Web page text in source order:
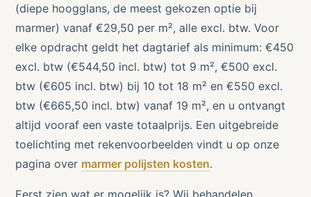
(diepe hoogglans, de meest gekozen optie bij
marmer) vanaf €29,50 per m², alle excl. btw. Voor
elke opdracht geldt het dagtarief als minimum: €450
excl. btw (€544,50 incl. btw) tot 9 m², €500 excl.
btw (€605 incl. btw) bij 10 tot 18 m² en €550 excl.
btw (€665,50 incl. btw) vanaf 19 m², en u ontvangt
altijd vooraf een vaste totaalprijs. Een uitgebreide
toelichting met rekenvoorbeelden vindt u op onze
pagina over marmer polijsten kosten.
Eerst zien wat er mogelijk is? Wij behandelen